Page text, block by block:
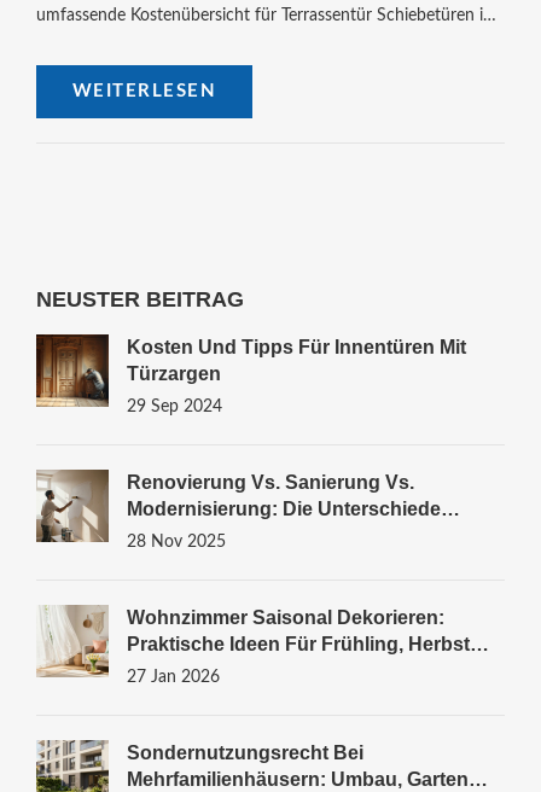
umfassende Kostenübersicht für Terrassentür Schiebetüren in
die die Preise beeinflussen, von Material- und Designoptionen
bis hin zu Installationskosten, und gibt Tipps zur
Kostensenkung und Auswahl des richtigen Anbieters.
WEITERLESEN
NEUSTER BEITRAG
Kosten Und Tipps Für Innentüren Mit
Türzargen
29 Sep 2024
Renovierung Vs. Sanierung Vs.
Modernisierung: Die Unterschiede
Einfach Erklärt
28 Nov 2025
Wohnzimmer Saisonal Dekorieren:
Praktische Ideen Für Frühling, Herbst
Und Winter
27 Jan 2026
Sondernutzungsrecht Bei
Mehrfamilienhäusern: Umbau, Garten